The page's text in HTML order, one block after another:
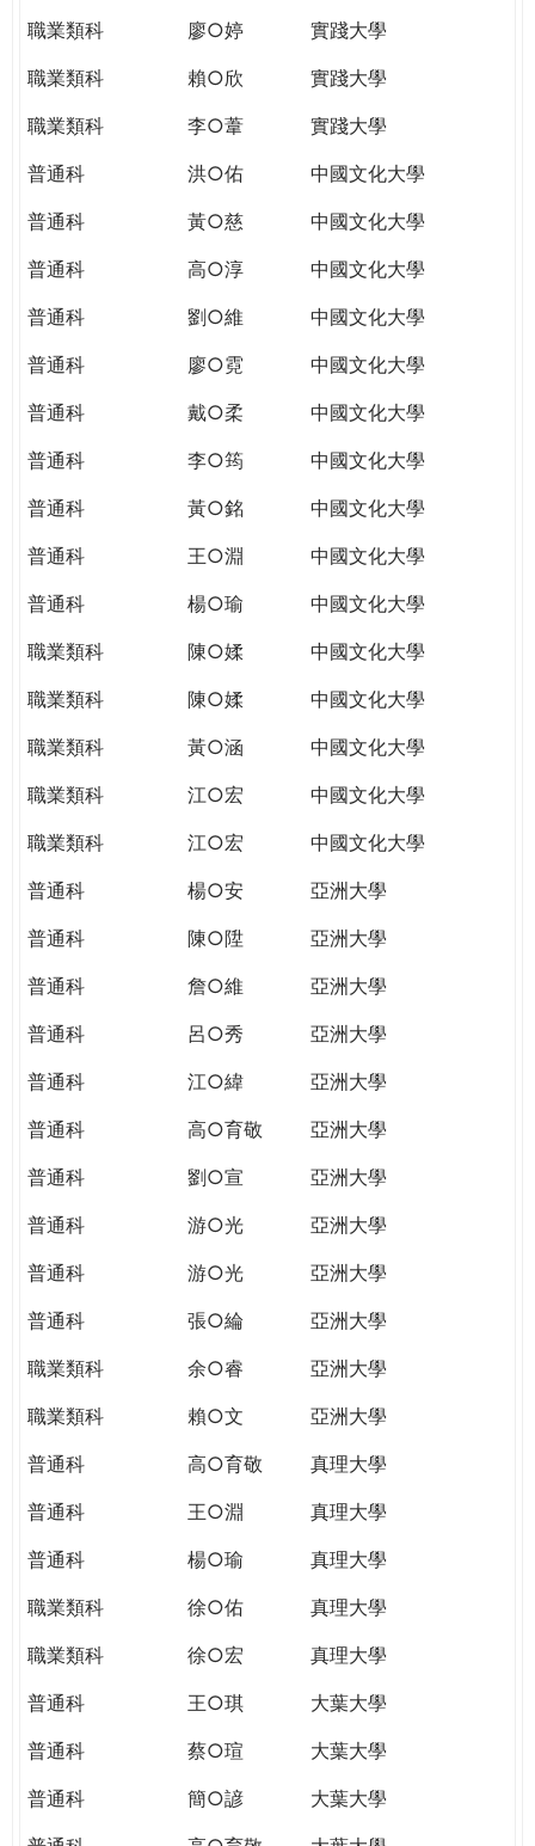
職業類科
廖○婷
實踐大學
職業類科
賴○欣
實踐大學
職業類科
李○葦
實踐大學
普通科
洪○佑
中國文化大學
普通科
黃○慈
中國文化大學
普通科
高○淳
中國文化大學
普通科
劉○維
中國文化大學
普通科
廖○霓
中國文化大學
普通科
戴○柔
中國文化大學
普通科
李○筠
中國文化大學
普通科
黃○銘
中國文化大學
普通科
王○淵
中國文化大學
普通科
楊○瑜
中國文化大學
職業類科
陳○媃
中國文化大學
職業類科
陳○媃
中國文化大學
職業類科
黃○涵
中國文化大學
職業類科
江○宏
中國文化大學
職業類科
江○宏
中國文化大學
普通科
楊○安
亞洲大學
普通科
陳○陞
亞洲大學
普通科
詹○維
亞洲大學
普通科
呂○秀
亞洲大學
普通科
江○緯
亞洲大學
普通科
高○育敬
亞洲大學
普通科
劉○宣
亞洲大學
普通科
游○光
亞洲大學
普通科
游○光
亞洲大學
普通科
張○綸
亞洲大學
職業類科
余○睿
亞洲大學
職業類科
賴○文
亞洲大學
普通科
高○育敬
真理大學
普通科
王○淵
真理大學
普通科
楊○瑜
真理大學
職業類科
徐○佑
真理大學
職業類科
徐○宏
真理大學
普通科
王○琪
大葉大學
普通科
蔡○瑄
大葉大學
普通科
簡○諺
大葉大學